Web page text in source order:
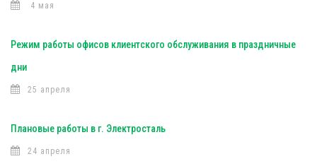
4 мая
Режим работы офисов клиентского обслуживания в праздничные
дни
25 апреля
Плановые работы в г. Электросталь
24 апреля